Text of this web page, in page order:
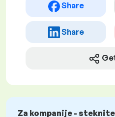
Share
Share
Za kompanije -